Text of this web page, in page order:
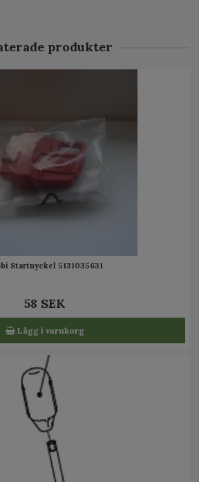
produkter
Startnyckel 5131035631
58 SEK
Lägg i varukorg